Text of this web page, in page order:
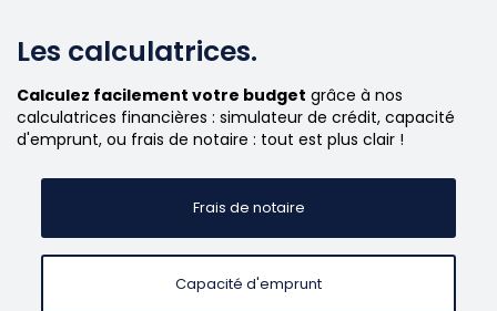
Les calculatrices.
Calculez facilement votre budget grâce à nos
calculatrices financières : simulateur de crédit, capacité
d'emprunt, ou frais de notaire : tout est plus clair !
Frais de notaire
Capacité d'emprunt